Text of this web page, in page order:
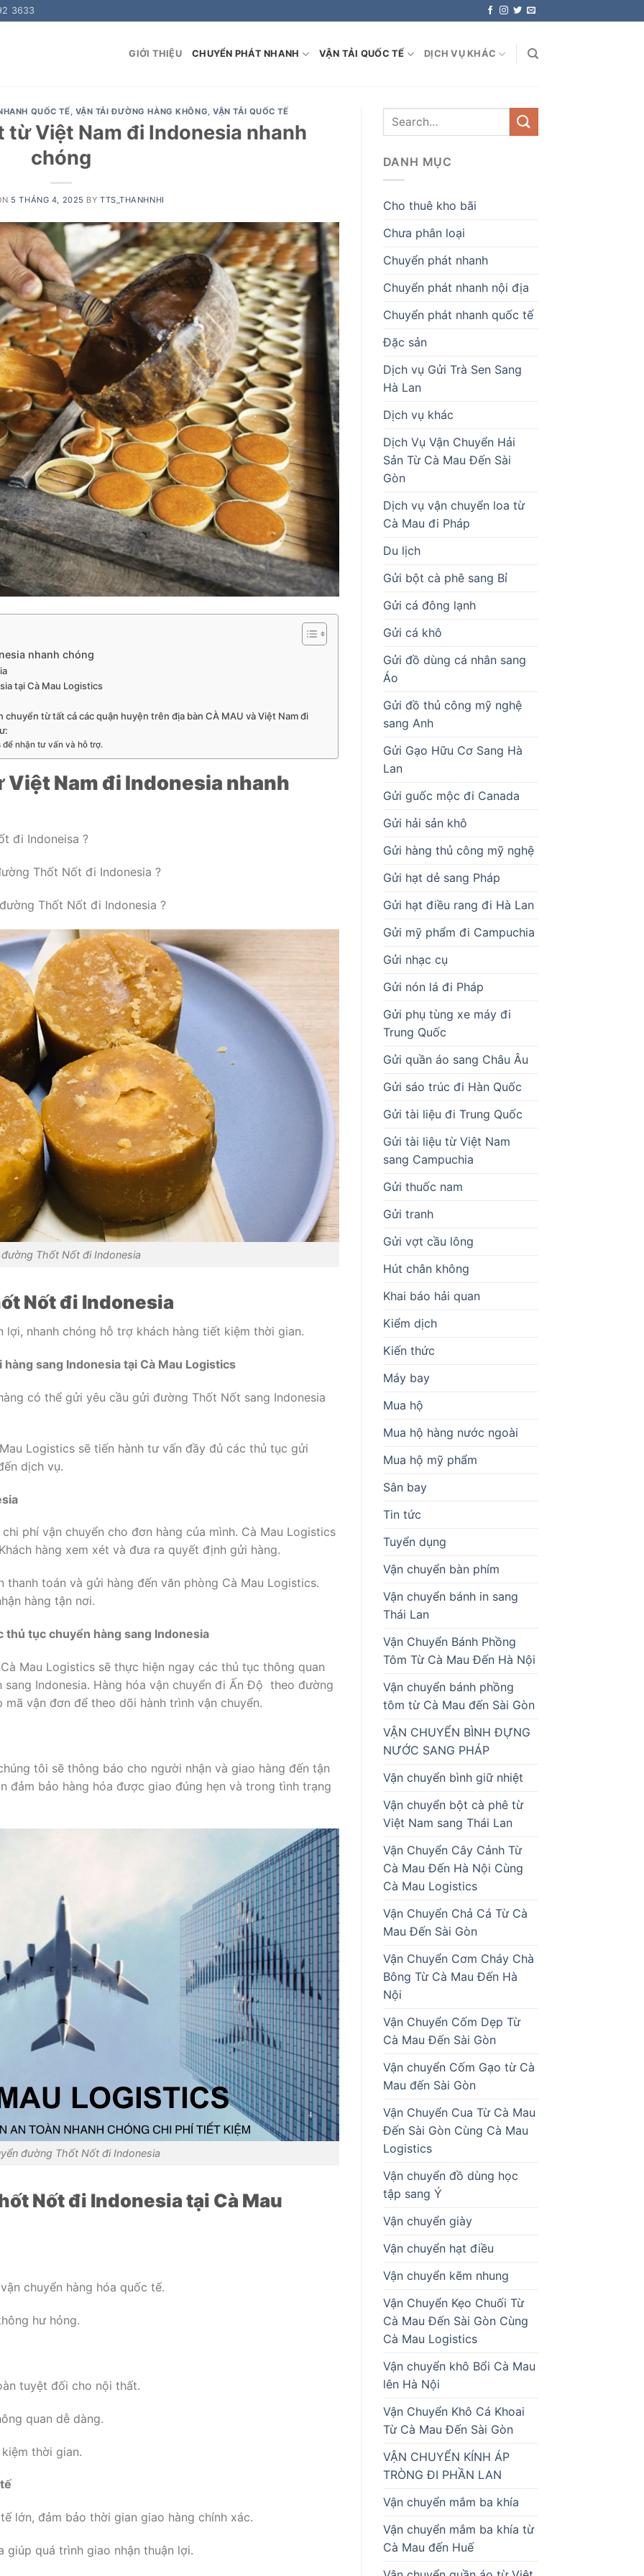
3633
GIỚI THIỆU CHUYỂN PHÁT NHANH VẬN TẢI QUỐC TẾ DỊCH VỤ KHÁC
QUỐC TẾ, VẬN TẢI ĐƯỜNG HÀNG KHÔNG,VẬN TẢI QUỐC TẾ
Việt Nam đi Indonesia nhanh
chóng
5 THÁNG 4, 2025 BYTTS_THANHNHI
nhanh chóng
tại Cà Mau Logistics
từ tất cả các quận huyện trên địa bàn CÀ MAU và Việt Nam đi
nhận tư vấn và hỗ trợ.
Nam đi Indonesia nhanh
đi Indoneisa ?
Thốt Nốt đi Indonesia ?
Thốt Nốt đi Indonesia ?
Thốt Nốt đi Indonesia
Nốt đi Indonesia
nhanh chóng hỗ trợ khách hàng tiết kiệm thời gian.
sang Indonesia tại Cà Mau Logistics
có thể gửi yêu cầu gửi đường Thốt Nốt sang Indonesia
Logistics sẽ tiến hành tư vấn đầy đủ các thủ tục gửi
dịch vụ.
phí vận chuyển cho đơn hàng của mình. Cà Mau Logistics
hàng xem xét và đưa ra quyết định gửi hàng.
toán và gửi hàng đến văn phòng Cà Mau Logistics.
hàng tận nơi.
thủ tục chuyển hàng sang Indonesia
Mau Logistics sẽ thực hiện ngay các thủ tục thông quan
Indonesia. Hàng hóa vận chuyển đi Ấn Độ theo đường
vận đơn để theo dõi hành trình vận chuyển.
tôi sẽ thông báo cho người nhận và giao hàng đến tận
đảm bảo hàng hóa được giao đúng hẹn và trong tình trạng
đường Thốt Nốt đi Indonesia
Nốtđi Indonesiatại Cà Mau
chuyển hàng hóa quốc tế.
hư hỏng.
tuyệt đối cho nội thất.
quan dễ dàng.
thời gian.
lớn, đảm bảo thời gian giao hàng chính xác.
giúp quá trình giao nhận thuận lợi.
DANH MỤC
Cho thuê kho bãi
Chưa phân loại
Chuyển phát nhanh
Chuyển phát nhanh nội địa
Chuyển phát nhanh quốc tế
Đặc sản
Dịch vụ Gửi Trà Sen Sang
Hà Lan
Dịch vụ khác
Dịch Vụ Vận Chuyển Hải
Sản Từ Cà Mau Đến Sài
Gòn
Dịch vụ vận chuyển loa từ
Cà Mau đi Pháp
Du lịch
Gửi bột cà phê sang Bỉ
Gửi cá đông lạnh
Gửi cá khô
Gửi đồ dùng cá nhân sang
Áo
Gửi đồ thủ công mỹ nghệ
sang Anh
Gửi Gạo Hữu Cơ Sang Hà
Lan
Gửi guốc mộc đi Canada
Gửi hải sản khô
Gửi hàng thủ công mỹ nghệ
Gửi hạt dẻ sang Pháp
Gửi hạt điều rang đi Hà Lan
Gửi mỹ phẩm đi Campuchia
Gửi nhạc cụ
Gửi nón lá đi Pháp
Gửi phụ tùng xe máy đi
Trung Quốc
Gửi quần áo sang Châu Âu
Gửi sáo trúc đi Hàn Quốc
Gửi tài liệu đi Trung Quốc
Gửi tài liệu từ Việt Nam
sang Campuchia
Gửi thuốc nam
Gửi tranh
Gửi vợt cầu lông
Hút chân không
Khai báo hải quan
Kiểm dịch
Kiến thức
Máy bay
Mua hộ
Mua hộ hàng nước ngoài
Mua hộ mỹ phẩm
Sân bay
Tin tức
Tuyển dụng
Vận chuyển bàn phím
Vận chuyển bánh in sang
Thái Lan
Vận Chuyển Bánh Phồng
Tôm Từ Cà Mau Đến Hà Nội
Vận chuyển bánh phồng
tôm từ Cà Mau đến Sài Gòn
VẬN CHUYỂN BÌNH ĐỰNG
NƯỚC SANG PHÁP
Vận chuyển bình giữ nhiệt
Vận chuyển bột cà phê từ
Việt Nam sang Thái Lan
Vận Chuyển Cây Cảnh Từ
Cà Mau Đến Hà Nội Cùng
Cà Mau Logistics
Vận Chuyển Chả Cá Từ Cà
Mau Đến Sài Gòn
Vận Chuyển Cơm Cháy Chà
Bông Từ Cà Mau Đến Hà
Nội
Vận Chuyển Cốm Dẹp Từ
Cà Mau Đến Sài Gòn
Vận chuyển Cốm Gạo từ Cà
Mau đến Sài Gòn
Vận Chuyển Cua Từ Cà Mau
Đến Sài Gòn Cùng Cà Mau
Logistics
Vận chuyển đồ dùng học
tập sang Ý
Vận chuyển giày
Vận chuyển hạt điều
Vận chuyển kẽm nhung
Vận Chuyển Kẹo Chuối Từ
Cà Mau Đến Sài Gòn Cùng
Cà Mau Logistics
Vận chuyển khô Bổi Cà Mau
lên Hà Nội
Vận Chuyển Khô Cá Khoai
Từ Cà Mau Đến Sài Gòn
VẬN CHUYỂN KÍNH ÁP
TRÒNG ĐI PHẦN LAN
Vận chuyển mắm ba khía
Vận chuyển mắm ba khía từ
Cà Mau đến Huế